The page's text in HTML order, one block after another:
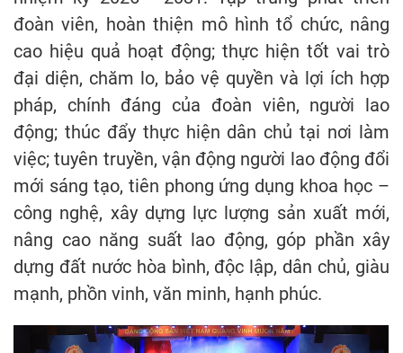
đoàn viên, hoàn thiện mô hình tổ chức, nâng
cao hiệu quả hoạt động; thực hiện tốt vai trò
đại diện, chăm lo, bảo vệ quyền và lợi ích hợp
pháp, chính đáng của đoàn viên, người lao
động; thúc đẩy thực hiện dân chủ tại nơi làm
việc; tuyên truyền, vận động người lao động đổi
mới sáng tạo, tiên phong ứng dụng khoa học –
công nghệ, xây dựng lực lượng sản xuất mới,
nâng cao năng suất lao động, góp phần xây
dựng đất nước hòa bình, độc lập, dân chủ, giàu
mạnh, phồn vinh, văn minh, hạnh phúc.